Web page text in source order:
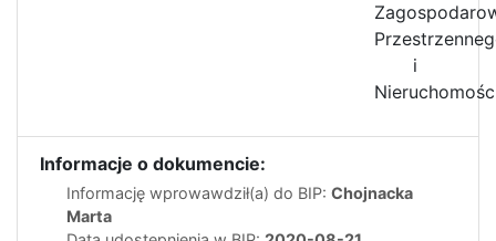
i
Informacje o dokumencie:
Informację wprowawdził(a) do BIP: Chojnacka
Marta